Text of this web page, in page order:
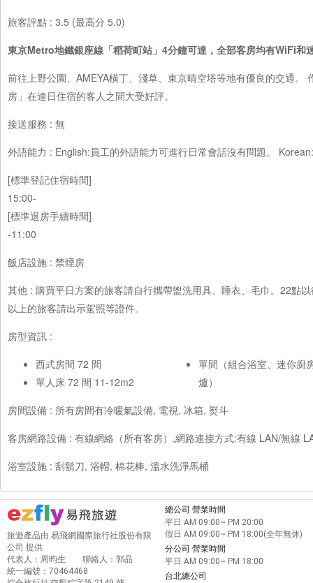
旅客評點 : 3.5 (最高分 5.0)
東京Metro地鐵銀座線「稻荷町站」4分鐘可達，全部客房均有WiFi和
前往上野公園、AMEYA橫丁、淺草、東京晴空塔等地有優良的交通
房」在連日住宿的客人之間大受好評。
接送服務 : 無
外語能力 : English:員工的外語能力可進行日常會話沒有問題。
[標準登記住宿時間]
15:00-
[標準退房手續時間]
-11:00
飯店設施 : 禁煙房
其他 : 購買平日方案的旅客請自行攜帶盥洗用具、睡衣、毛巾。22點
以上的旅客請出示駕照等證件。
房型資訊 :
西式房間 72 間
單人床 72 間 11-12m2
單間（組合浴室、迷你廚
爐）
房間設備 : 所有房間有冷暖氣設備, 電視, 冰箱, 熨斗
客房網路設備 : 有線網絡（所有客房）,網路連接方式:有線 LAN/無線
浴室設施 : 刮鬍刀, 浴帽, 棉花棒, 溫水洗淨馬桶